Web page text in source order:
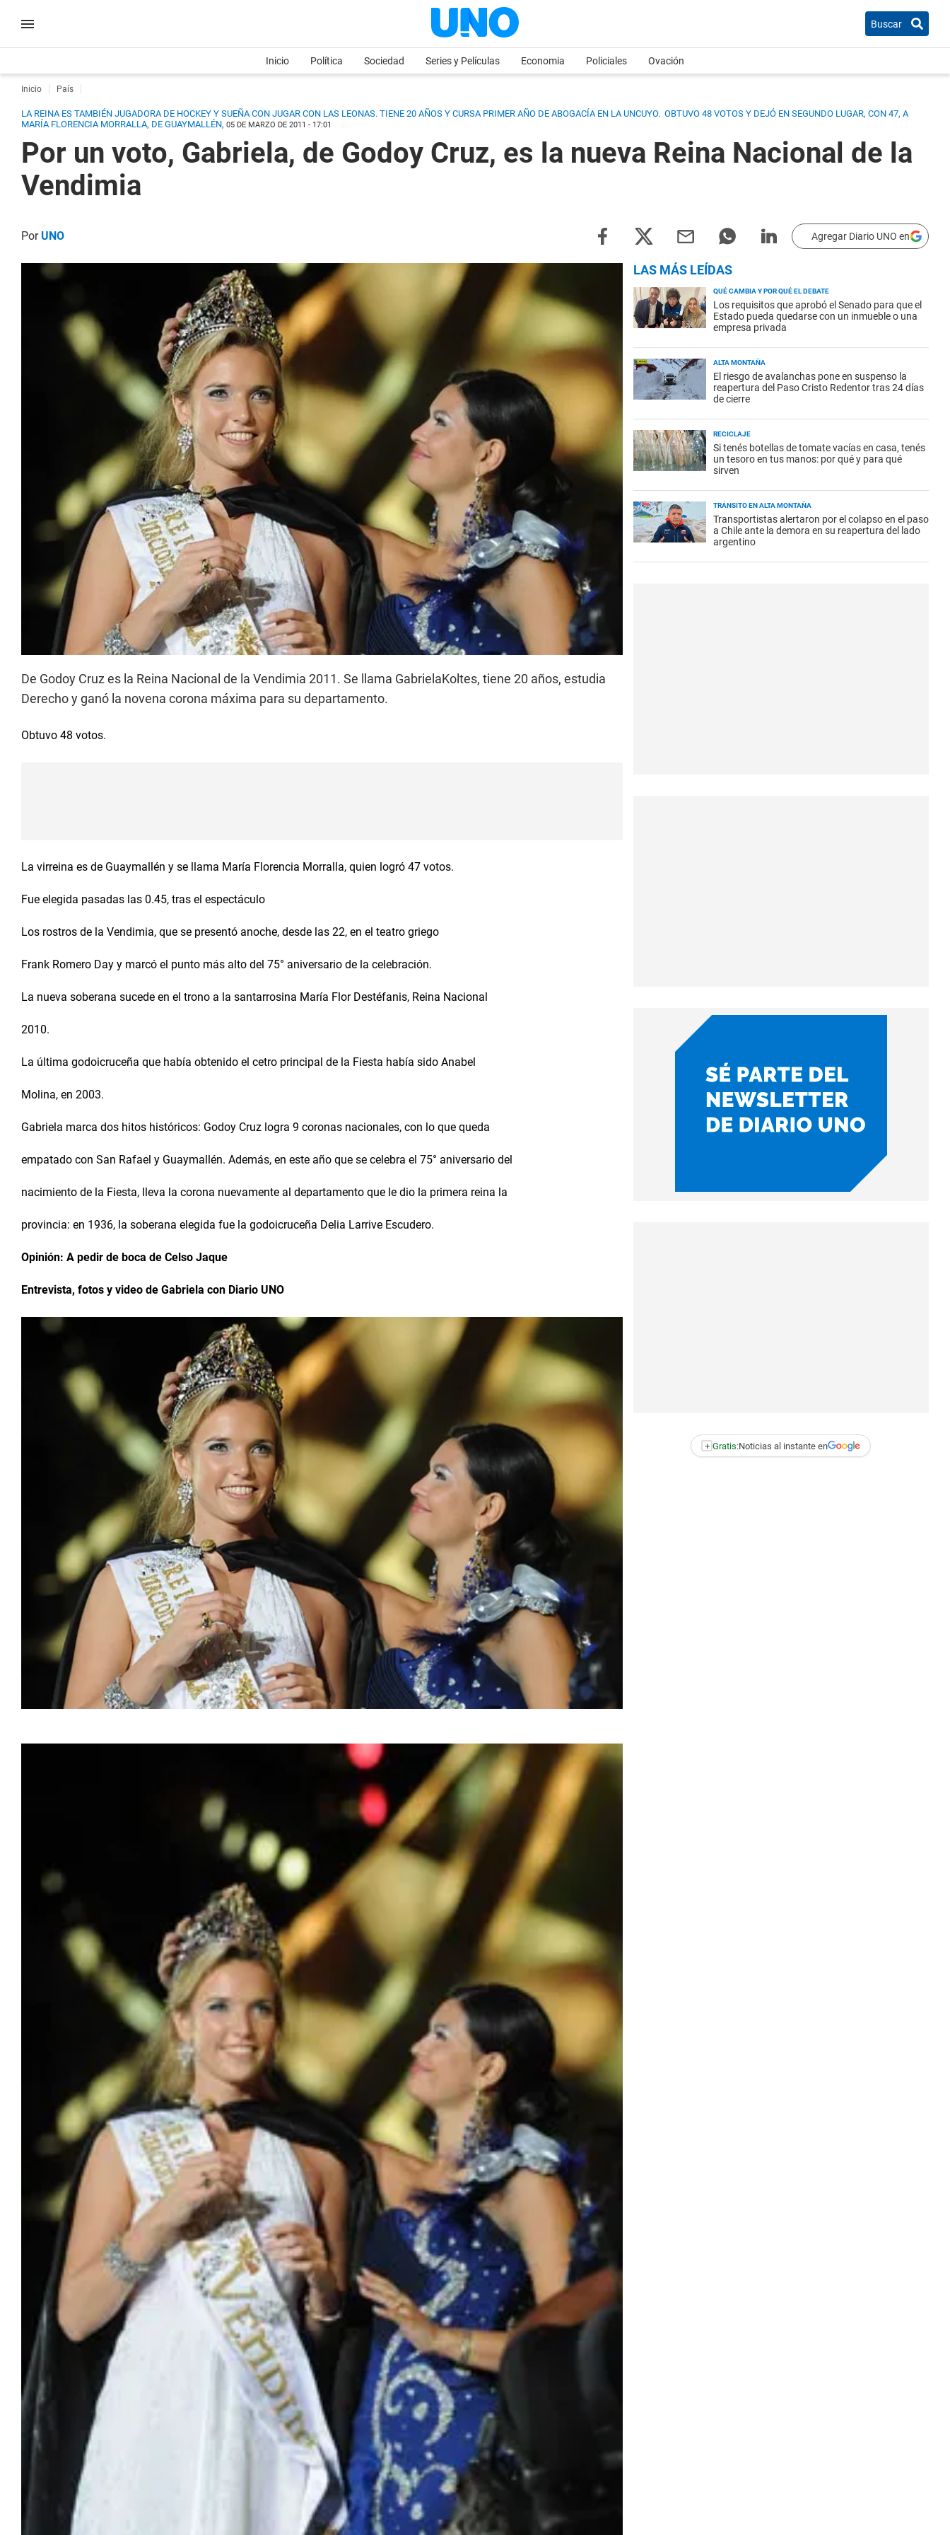
Buscar
Inicio Política Sociedad Series y Películas Economia Policiales Ovación
Inicio País
LA REINA ES TAMBIÉN JUGADORA DE HOCKEY Y SUEÑA CON JUGAR CON LAS LEONAS. TIENE 20 AÑOS Y CURSA PRIMER AÑO DE ABOGACÍA EN LA UNCUYO. OBTUVO 48 VOTOS Y DEJÓ EN SEGUNDO LUGAR, CON 47, A
MARÍA FLORENCIA MORRALLA, DE GUAYMALLÉN, 05 DE MARZO DE 2011 - 17:01
Por un voto, Gabriela, de Godoy Cruz, es la nueva Reina Nacional de la
Vendimia
PorUNO Agregar Diario UNO en
De Godoy Cruz es la Reina Nacional de la Vendimia 2011. Se llama GabrielaKoltes, tiene 20 años, estudia
Derecho y ganó la novena corona máxima para su departamento.
Obtuvo 48 votos.
La virreina es de Guaymallén y se llama María Florencia Morralla, quien logró 47 votos.
Fue elegida pasadas las 0.45, tras el espectáculo
Los rostros de la Vendimia, que se presentó anoche, desde las 22, en el teatro griego
Frank Romero Day y marcó el punto más alto del 75° aniversario de la celebración.
La nueva soberana sucede en el trono a la santarrosina María Flor Destéfanis, Reina Nacional
2010.
La última godoicruceña que había obtenido el cetro principal de la Fiesta había sido Anabel
Molina, en 2003.
Gabriela marca dos hitos históricos: Godoy Cruz logra 9 coronas nacionales, con lo que queda
empatado con San Rafael y Guaymallén. Además, en este año que se celebra el 75° aniversario del
nacimiento de la Fiesta, lleva la corona nuevamente al departamento que le dio la primera reina la
provincia: en 1936, la soberana elegida fue la godoicruceña Delia Larrive Escudero.
Opinión: A pedir de boca de Celso Jaque
Entrevista, fotos y video de Gabriela con Diario UNO
LAS MÁS LEÍDAS
QUÉ CAMBIA Y POR QUÉ EL DEBATE
Los requisitos que aprobó el Senado para que el
Estado pueda quedarse con un inmueble o una
empresa privada
ALTA MONTAÑA
El riesgo de avalanchas pone en suspenso la
reapertura del Paso Cristo Redentor tras 24 días
de cierre
RECICLAJE
Si tenés botellas de tomate vacías en casa, tenés
un tesoro en tus manos: por qué y para qué
sirven
TRÁNSITO EN ALTA MONTAÑA
Transportistas alertaron por el colapso en el paso
a Chile ante la demora en su reapertura del lado
argentino
+ Gratis:Noticias al instante en